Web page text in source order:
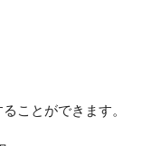
ことができます。